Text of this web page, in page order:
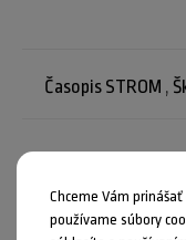
Časopis STROM ,
Mohlo by
Chceme Vám
používame súbory